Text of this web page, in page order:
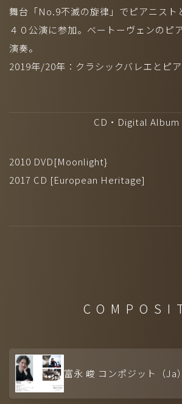
舞台「No.9不滅の旋律」でピアニス
４０公演に参加。ベートーヴェンのピ
演奏。
2019年/20年：クラシックバレエとピア
CD・Digital Album
2010 DVD[Moonlight}
2017 CD [European Heritage]
富永 峻 コンポジット（Ja）